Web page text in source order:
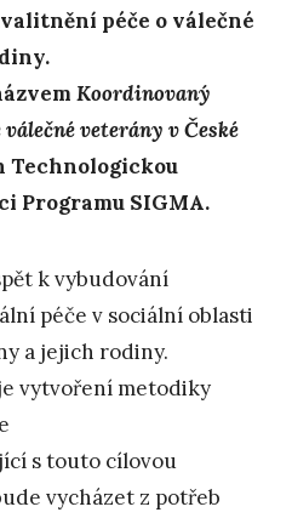
péče o válečné
Koordinovaný
veterány v České
Technologickou
Programu SIGMA.
k vybudování
péče v sociální oblasti
a jejich rodiny.
vytvoření metodiky
s touto cílovou
vycházet z potřeb